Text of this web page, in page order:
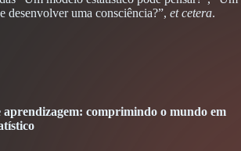
desenvolver uma consciência?”, et cetera.
aprendizagem: comprimindo o mundo em